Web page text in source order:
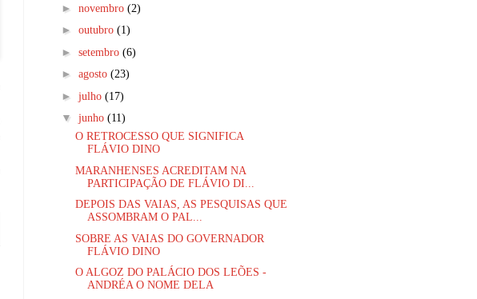
► novembro (2)
► outubro (1)
► setembro (6)
► agosto (23)
► julho (17)
▼ junho (11)
O RETROCESSO QUE SIGNIFICA
FLÁVIO DINO
MARANHENSES ACREDITAM NA
PARTICIPAÇÃO DE FLÁVIO DI...
DEPOIS DAS VAIAS, AS PESQUISAS QUE
ASSOMBRAM O PAL...
SOBRE AS VAIAS DO GOVERNADOR
FLÁVIO DINO
O ALGOZ DO PALÁCIO DOS LEÕES -
ANDRÉA O NOME DELA